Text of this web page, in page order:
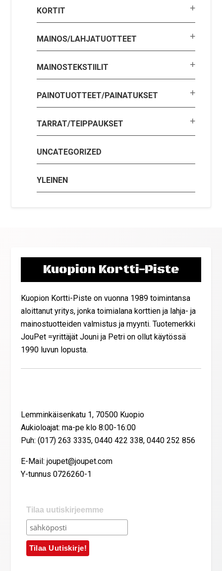
KORTIT
MAINOS/LAHJATUOTTEET
MAINOSTEKSTIILIT
PAINOTUOTTEET/PAINATUKSET
TARRAT/TEIPPAUKSET
UNCATEGORIZED
YLEINEN
Kuopion Kortti-Piste
Kuopion Kortti-Piste on vuonna 1989 toimintansa
aloittanut yritys, jonka toimialana korttien ja lahja- ja
mainostuotteiden valmistus ja myynti. Tuotemerkki
JouPet =yrittäjät Jouni ja Petri on ollut käytössä
1990 luvun lopusta.
Lemminkäisenkatu 1, 70500 Kuopio
Aukioloajat: ma-pe klo 8:00-16:00
Puh: (017) 263 3335, 0440 422 338, 0440 252 856
E-Mail: joupet@joupet.com
Y-tunnus 0726260-1
Tilaa uutiskirjeemme